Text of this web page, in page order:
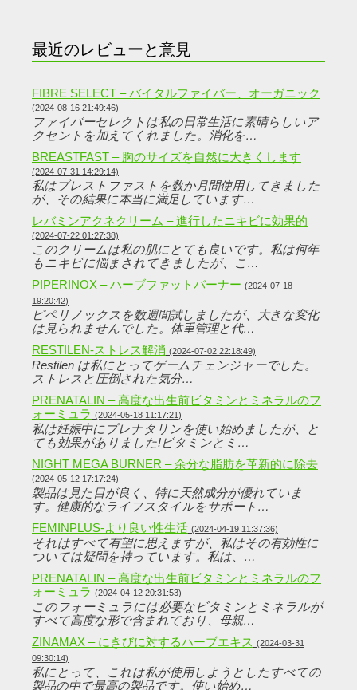
最近のレビューと意見
FIBRE SELECT – バイタルファイバー、オーガニック
(2024-08-16 21:49:46)
ファイバーセレクトは私の日常生活に素晴らしいア
クセントを加えてくれました。消化を…
BREASTFAST – 胸のサイズを自然に大きくします
(2024-07-31 14:29:14)
私はブレストファストを数か月間使用してきました
が、その結果に本当に満足しています…
レバミンアクネクリーム – 進行したニキビに効果的
(2024-07-22 01:27:38)
このクリームは私の肌にとても良いです。私は何年
もニキビに悩まされてきましたが、こ…
PIPERINOX – ハーブファットバーナー (2024-07-18
19:20:42)
ピペリノックスを数週間試しましたが、大きな変化
は見られませんでした。体重管理と代…
RESTILEN-ストレス解消 (2024-07-02 22:18:49)
Restilen は私にとってゲームチェンジャーでした。
ストレスと圧倒された気分…
PRENATALIN – 高度な出生前ビタミンとミネラルのフ
ォーミュラ (2024-05-18 11:17:21)
私は妊娠中にプレナタリンを使い始めましたが、と
ても効果がありました!ビタミンとミ…
NIGHT MEGA BURNER – 余分な脂肪を革新的に除去
(2024-05-12 17:17:24)
製品は見た目が良く、特に天然成分が優れていま
す。健康的なライフスタイルをサポート…
FEMINPLUS-より良い性生活 (2024-04-19 11:37:36)
それはすべて有望に思えますが、私はその有効性に
ついては疑問を持っています。私は、…
PRENATALIN – 高度な出生前ビタミンとミネラルのフ
ォーミュラ (2024-04-12 20:31:53)
このフォーミュラには必要なビタミンとミネラルが
すべて高度な形で含まれており、母親…
ZINAMAX – にきびに対するハーブエキス (2024-03-31
09:30:14)
私にとって、これは私が使用しようとしたすべての
製品の中で最高の製品です。使い始め…